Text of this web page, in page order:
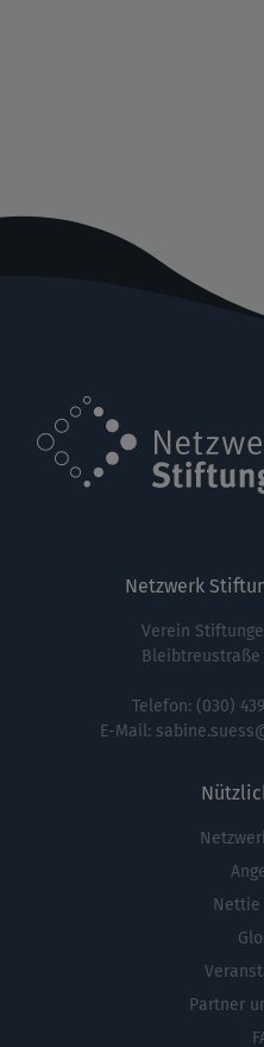
Netzwerk
Verein
Bleibtreustraße
Telefon: (030)
E-Mail:
Fußbereichsmenü
Nettie
Partner